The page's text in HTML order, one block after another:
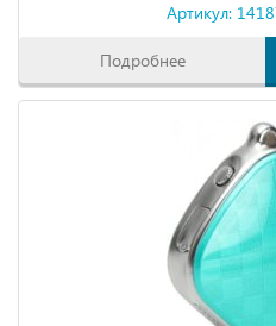
Артикул:
Подробнее